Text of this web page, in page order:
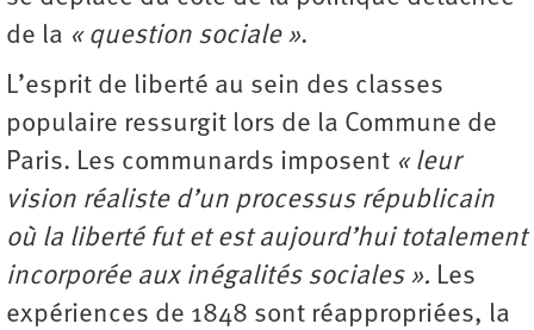
de la « question sociale ».
L’esprit de liberté au sein des classes
populaire ressurgit lors de la Commune de
Paris. Les communards imposent « leur
vision réaliste d’un processus républicain
où la liberté fut et est aujourd’hui totalement
incorporée aux inégalités sociales ». Les
expériences de 1848 sont réappropriées, la